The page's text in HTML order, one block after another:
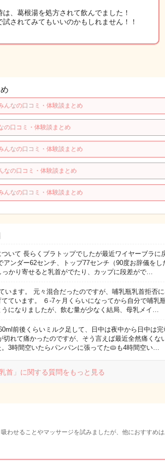
、葛根湯を処方されて飲んでました！
されてみてもいいのかもしれません！！
んなの口コミ・体験談まとめ
の口コミ・体験談まとめ
んなの口コミ・体験談まとめ
なの口コミ・体験談まとめ
んなの口コミ・体験談まとめ
いて 長らくブラトップでしたが最近ワイヤーブラに
アンダー62センチ、トップ77センチ（90度お辞儀をし
っかり寄せると乳首がでたり、カップに段差がで…
います。 元々混合だったのですが、哺乳瓶乳首拒否
ています。 ６-7ヶ月くらいになってから自分で哺乳
うになりましたが、飲む量が少なく結局、母乳メイ…
前後くらいミルク足して、日中は夜中から日中は完
切れて痛かったのですが、そう言えば最近全然痛くな
。3時間空いたらパンパンに張ってた🥧も4時間空い…
乳首」に関する質問をもっと見る
わせることやマッサージを試みましたが、他におすすめ